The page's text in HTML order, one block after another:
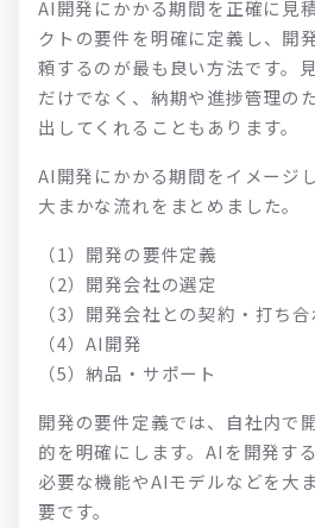
AI開発にかかる期間を正確に見
クトの要件を明確に定義し、開
頼するのが最も良い方法です。
だけでなく、納期や進捗管理の
出してくれることもあります。
AI開発にかかる期間をイメージ
大まかな流れをまとめました。
（1）開発の要件定義
（2）開発会社の選定
（3）開発会社との契約・打ち
（4）AI開発
（5）納品・サポート
開発の要件定義では、自社内で
的を明確にします。AIを開発す
必要な機能やAIモデルなどを大
要です。